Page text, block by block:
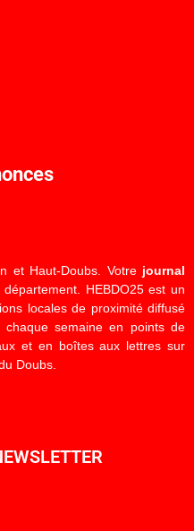
et Haut-Doubs. Votre journal
HEBDO25 est un
locales de proximité diffusé
chaque semaine en points de
et en boîtes aux lettres sur
Doubs.